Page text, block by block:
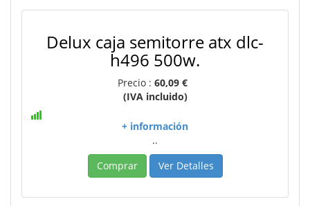
Delux caja semitorre atx dlc-
h496 500w.
Precio : 60,09 €
(IVA incluido)
+ información
..
Comprar
Ver Detalles